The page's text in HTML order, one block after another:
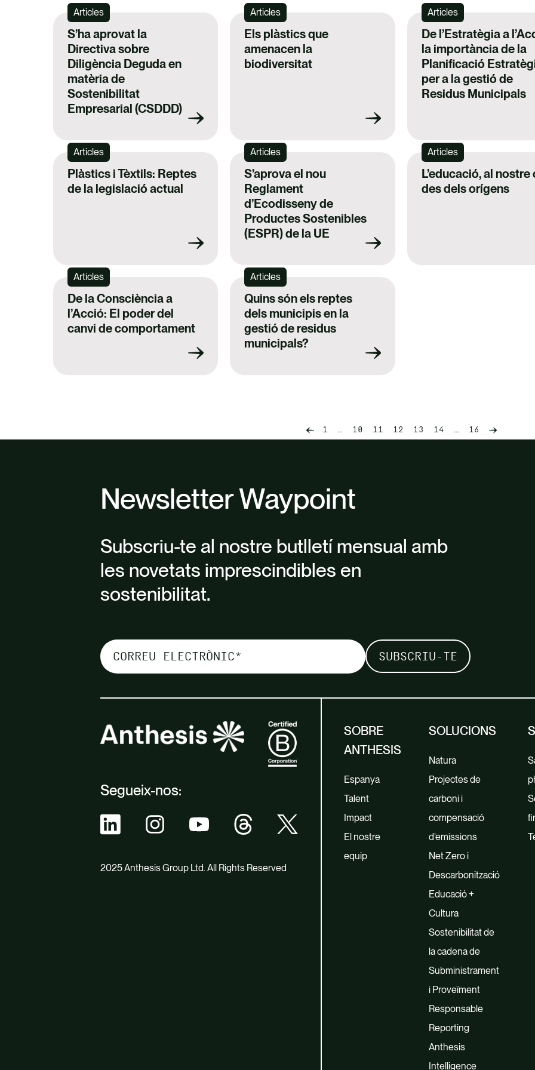
Articles
S’ha aprovat la
Directiva sobre
Diligència Deguda en
matèria de
Sostenibilitat
Empresarial (CSDDD)
Articles
Els plàstics que
amenacen la
biodiversitat
Articles
De l’Estratègia a
la importància de la
Planificació
per a la gestió de
Residus Municipals
Articles
Plàstics i Tèxtils: Reptes
de la legislació actual
Articles
S’aprova el nou
Reglament
d’Ecodisseny de
Productes Sostenibles
(ESPR) de la UE
Articles
L’educació, al nostre
des dels orígens
Articles
De la Consciència a
l’Acció: El poder del
canvi de comportament
Articles
Quins són els reptes
dels municipis en la
gestió de residus
municipals?
1 … 10 11 12 13 14 …
16
Previous
Newsletter Waypoint
Subscriu-te al nostre butlletí mensual amb
les novetats imprescindibles en
sostenibilitat.
Segueix-nos:
2025 Anthesis Group Ltd. All Rights Reserved
SOBRE
ANTHESIS
Espanya
Talent
Impact
El nostre
equip
SOLUCIONS
Natura
Projectes de
carboni i
compensació
d’emissions
Net Zero i
Descarbonització
Educació +
Cultura
Sostenibilitat de
la cadena de
Subministrament
i Proveïment
Responsable
Reporting
Anthesis
Intelligence